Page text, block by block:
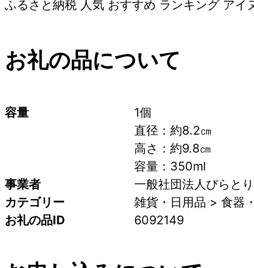
ふるさと納税 人気 おすすめ ランキング ア
お礼の品について
容量
1個
直径：約8.2㎝
高さ：約9.8㎝
容量：350ml
事業者
一般社団法人びらと
カテゴリー
雑貨・日用品 > 食器
お礼の品ID
6092149